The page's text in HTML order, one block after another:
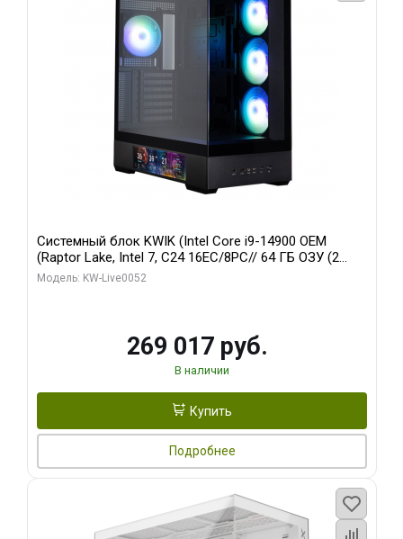
Системный блок KWIK (Intel Core i9-14900 OEM
(Raptor Lake, Intel 7, C24 16EC/8PC// 64 ГБ ОЗУ (2
модуля)/ Palit RTX5080 GAMINGPRO OC 16GB GDDR7
Модель: KW-Live0052
269 017 руб.
В наличии
Купить
Подробнее